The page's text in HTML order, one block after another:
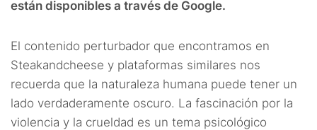
están disponibles a través de Google.
El contenido perturbador que encontramos en
Steakandcheese y plataformas similares nos
recuerda que la naturaleza humana puede tener un
lado verdaderamente oscuro. La fascinación por la
violencia y la crueldad es un tema psicológico